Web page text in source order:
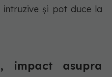
și pot duce la
impact asupra